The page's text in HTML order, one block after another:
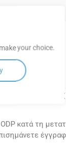
του
κατά τη
your choice.